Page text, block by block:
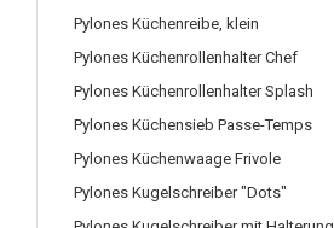
Pylones Küchenreibe, klein
Pylones Küchenrollenhalter Chef
Pylones Küchenrollenhalter Splash
Pylones Küchensieb Passe-Temps
Pylones Küchenwaage Frivole
Pylones Kugelschreiber "Dots"